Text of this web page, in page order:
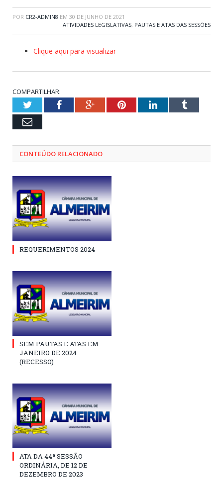
POR CR2-ADMIN8 EM 30 DE JUNHO DE 2021
ATIVIDADES LEGISLATIVAS, PAUTAS E ATAS DAS SESSÕES
Clique aqui para visualizar
COMPARTILHAR:
TwitterFacebookGoogle+PinterestLinkedInTumblr
Email
CONTEÚDO RELACIONADO
REQUERIMENTOS 2024
SEM PAUTAS E ATAS EM
JANEIRO DE 2024
(RECESSO)
ATA DA 44ª SESSÃO
ORDINÁRIA, DE 12 DE
DEZEMBRO DE 2023